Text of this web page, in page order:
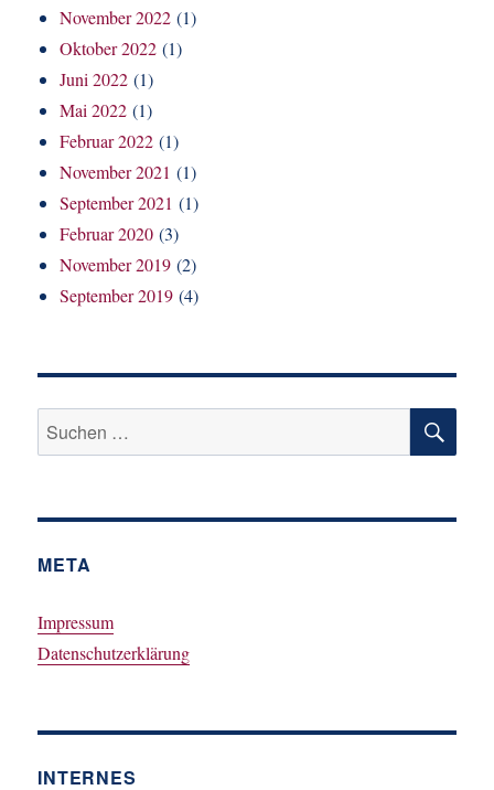
November 2022 (1)
Oktober 2022 (1)
Juni 2022 (1)
Mai 2022 (1)
Februar 2022 (1)
November 2021 (1)
September 2021 (1)
Februar 2020 (3)
November 2019 (2)
September 2019 (4)
Suchen
nach:
META
Impressum
Datenschutzerklärung
INTERNES